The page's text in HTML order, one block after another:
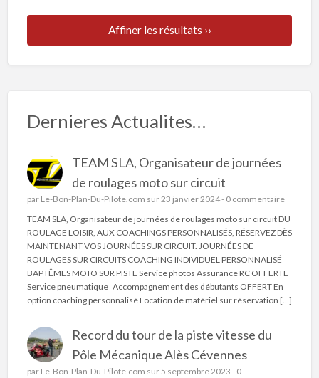
Affiner les résultats ››
Dernieres Actualites…
TEAM SLA, Organisateur de journées
de roulages moto sur circuit
par Le-Bon-Plan-Du-Pilote.com sur 23 janvier 2024 - 0 commentaire
TEAM SLA, Organisateur de journées de roulages moto sur circuit DU
ROULAGE LOISIR, AUX COACHINGS PERSONNALISÉS, RÉSERVEZ DÈS
MAINTENANT VOS JOURNÉES SUR CIRCUIT. JOURNÉES DE
ROULAGES SUR CIRCUITS COACHING INDIVIDUEL PERSONNALISÉ
BAPTÊMES MOTO SUR PISTE Service photos Assurance RC OFFERTE
Service pneumatique Accompagnement des débutants OFFERT En
option coaching personnalisé Location de matériel sur réservation […]
Record du tour de la piste vitesse du
Pôle Mécanique Alès Cévennes
par Le-Bon-Plan-Du-Pilote.com sur 5 septembre 2023 - 0